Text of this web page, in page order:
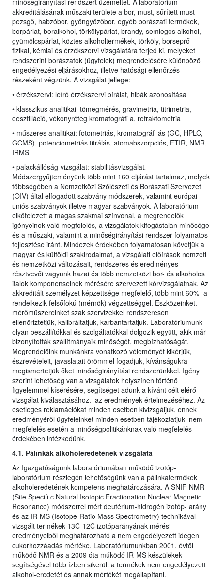
minőségirányítási rendszert üzemeltet. A laboratórium
akkreditálásának műszaki területe a bor, must, sűrített must
pezsgő, habzóbor, gyöngyözőbor, egyéb borászati termékek,
borpárlat, boralkohol, törkölypárlat, brandy, semleges alkohol,
gyümölcspárlat, köztes alkoholtermékek, törköly, borseprő
fizikai, kémiai és érzékszervi vizsgálatára terjed ki, melyeket
rendszerint borászatok (ügyfelek) megrendelésére különböző
engedélyezési eljárásokhoz, illetve hatósági ellenőrzés
részeként végzünk. A vizsgálat jellege:
• érzékszervi: leíró érzékszervi bírálat, hibák azonosítása
• klasszikus analitikai: tömegmérés, gravimetria, titrimetria,
desztilláció, vékonyréteg kromatográfi a, refraktometria
• műszeres analitikai: fotometriás, kromatográfi ás (GC, HPLC,
GCMS), potenciometriás titrálás, atomabszorpciós, FTIR, NMR,
IRMS
• palackállóság-vizsgálat: stabilitásvizsgálat.
Módszergyűjteményünk több mint 160 eljárást tartalmaz, melyek
többségében a Nemzetközi Szőlészeti és Borászati Szervezet
(OIV) által elfogadott szabvány módszerek, valamint európai
uniós szabványok illetve magyar szabványok. A laboratórium
elkötelezett a magas szakmai színvonal, a megrendelők
igényeinek való megfelelés, a vizsgálatok kifogástalan minősége
és a műszaki, valamint a minőségirányítási rendszer folyamatos
fejlesztése iránt. Mindezek érdekében folyamatosan követjük a
magyar és külföldi szakirodalmat, a vizsgálati előírások nemzeti
és nemzetközi változásait, rendszeres és eredményes
résztvevői vagyunk hazai és több nemzetközi bor- és alkoholos
italok komponenseinek mérésére szervezett körvizsgálatnak. Az
akkreditált személyzet képzettsége megfelelő, több mint 60%- a
rendelkezik felsőfokú (mérnök) végzettséggel. Eszközeinket,
mérőműszereinket szak szervizekkel rendszeresen
ellenőriztetjük, kalibráltatjuk, karbantartatjuk. Laboratóriumunk
olyan beszállítókkal és szolgáltatókkal dolgozik együtt, akik már
bizonyították szállítmányaik minőségét, megbízhatóságát.
Megrendelőink munkánkra vonatkozó véleményét kikérjük,
észrevételeit, javaslatait örömmel fogadjuk, kívánságukra
megismertetjük őket minőségirányítási rendszerünkkel. Igény
szerint lehetőség van a vizsgálatok helyszínen történő
figyelemmel kísérésére, segítséget adunk a kívánt célt elérő
vizsgálat kiválasztásához, az eredmények értelmezéséhez. Az
esetleges reklamációkat minden esetben kivizsgáljuk, ennek
eredményéről ügyfeleinket minden esetben tájékoztatjuk, nem
megfelelés esetén a minőségpolitikánknak való megfelelés
érdekében intézkedünk.
4.1. Pálinkák alkoholeredetének vizsgálata
Az Igazgatóságunk laboratóriumában működő izotóp-
laboratórium részlegén lehetőségünk van a pálinkatermékek
alkoholeredetének kompetens meghatározására. A SNIF-NMR
(Site Specifi c Natural Isotopic Fractionation Nuclear Magnetic
Resonance) módszerrel mért deutérium-hidrogén izotóp- arány
és az IR-MS (Isotope-Ratio Mass Spectrometry) technikával
vizsgált termékek 13C-12C izotóparányának mérési
eredményeiből meghatározható a nem engedélyezett idegen
cukorhozzáadás mértéke. Laboratóriumunkban 2001. évtől
működő NMR és a 2009 óta működő IR-MS készülékek
segítségével több ízben sikerült a termékek nem engedélyezett
alkohol-eredetét és annak mértékét megállapítani.